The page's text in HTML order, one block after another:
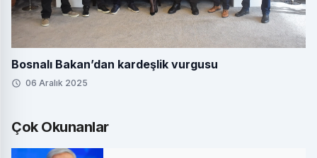
Bosnalı Bakan’dan kardeşlik vurgusu
06 Aralık 2025
Çok Okunanlar